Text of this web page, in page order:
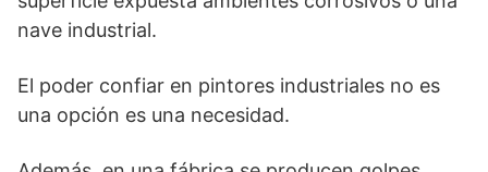
nave industrial.
El poder confiar en pintores industriales no es
una opción es una necesidad.